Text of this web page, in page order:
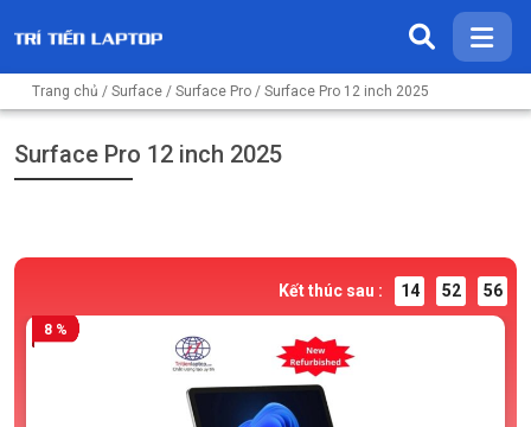
Trang chủ / Surface / Surface Pro / Surface Pro 12 inch 2025
Surface Pro 12 inch 2025
Kết thúc sau : 14 52 55
8 %